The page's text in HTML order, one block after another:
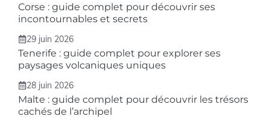
Corse : guide complet pour découvrir ses
incontournables et secrets
29 juin 2026
Tenerife : guide complet pour explorer ses
paysages volcaniques uniques
28 juin 2026
Malte : guide complet pour découvrir les trésors
cachés de l’archipel